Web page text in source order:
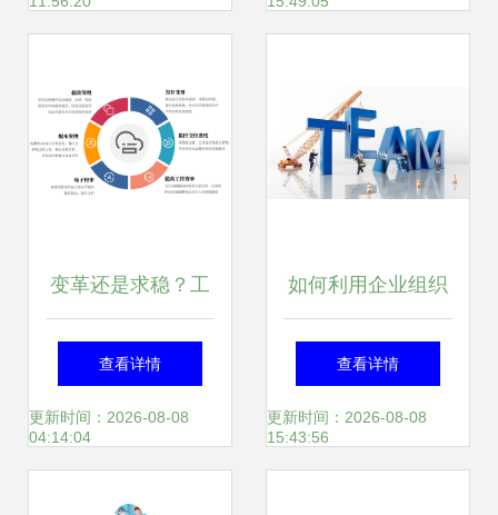
变革还是求稳？工
程企业管理系统的
双面映射
查看详情
更新时间：2026-08-08
04:14:04
如何利用企业组织
管理系统软件提升
组织架构灵活性
查看详情
更新时间：2026-08-08
15:43:56